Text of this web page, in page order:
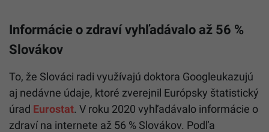
Informácie o zdraví vyhľadávalo až 56 %
Slovákov
To, že Slováci radi využívajú doktora Googleukazujú
aj nedávne údaje, ktoré zverejnil Európsky štatistický
úrad Eurostat. V roku 2020 vyhľadávalo informácie o
zdraví na internete až 56 % Slovákov. Podľa